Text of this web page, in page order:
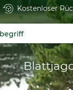
Kostenloser